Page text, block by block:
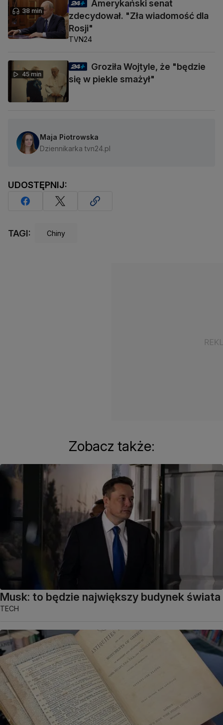
38 min
Amerykański senat
zdecydował. "Zła wiadomość dla
Rosji"
TVN24
45 min
Groziła Wojtyle, że "będzie
się w piekle smażył"
Maja Piotrowska
Dziennikarka tvn24.pl
UDOSTĘPNIJ:
TAGI: Chiny
Zobacz także:
Musk: to będzie największy budynek świata
TECH